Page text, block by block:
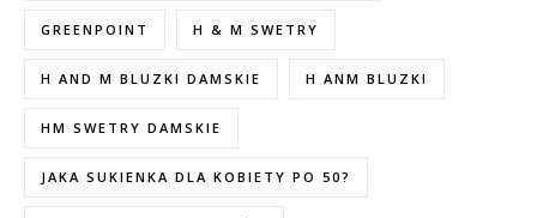
GREENPOINT H & M SWETRY
H AND M BLUZKI DAMSKIE H ANM BLUZKI
HM SWETRY DAMSKIE
JAKA SUKIENKA DLA KOBIETY PO 50?